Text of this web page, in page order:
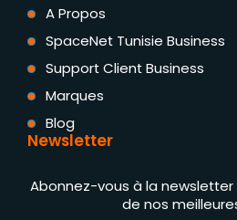
A Propos
SpaceNet Tunisie Business
Support Client Business
Marques
Blog
Newsletter
Abonnez-vous à la
de nos